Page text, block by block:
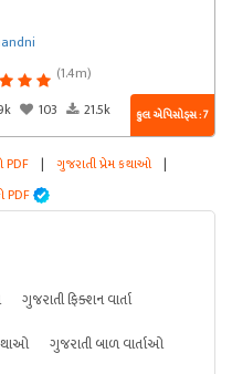
(1.4m)
103 21.5k કુલ એપિસોડ્સ : 7
PDF | ગુજરાતી પ્રેમ કથાઓ |
PDF
ગુજરાતી ફિક્શન વાર્તા
ગુજરાતી બાળ વાર્તાઓ